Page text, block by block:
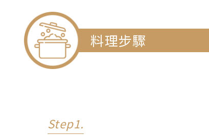
料理步驟
Step1.